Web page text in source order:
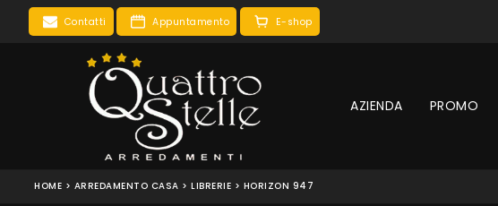
Contatti Appuntamento E-shop
AZIENDA PROMO
HOME > ARREDAMENTO CASA > LIBRERIE > HORIZON 947